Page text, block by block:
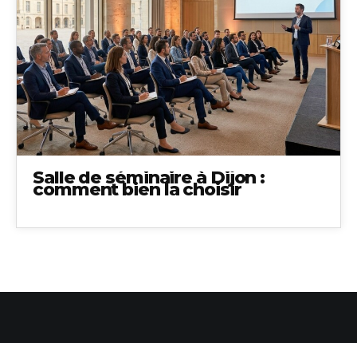
Salle de séminaire à Dijon :
comment bien la choisir